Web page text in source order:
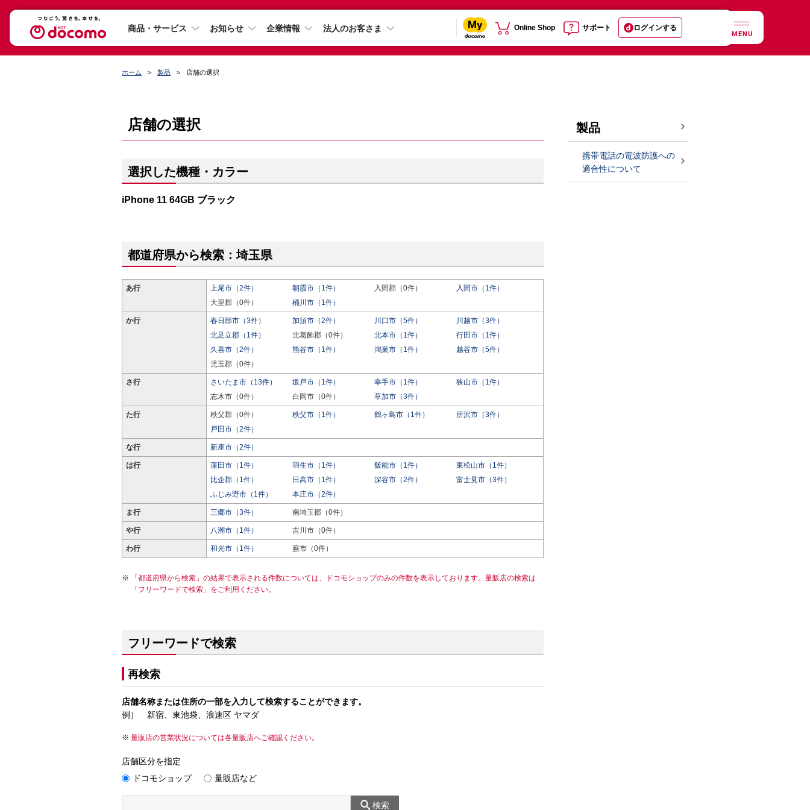
商品・サービス お知らせ 企業情報 法人のお客さま Online Shop サポート ログインする
MENU
ホーム 製品 店舗の選択
店舗の選択
選択した機種・カラー
iPhone 11 64GB ブラック
都道府県から検索：埼玉県
あ行 上尾市（2件） 朝霞市（1件） 入間郡（0件）
入間市（1件）
大里郡（0件）
桶川市（1件）
か行 春日部市（3件） 加須市（2件） 川口市（5件）
川越市（3件）
北足立郡（1件）
北葛飾郡（0件） 北本市（1件）
行田市（1件）
久喜市（2件）
熊谷市（1件） 鴻巣市（1件）
越谷市（5件）
児玉郡（0件）
さ行 さいたま市（13件） 坂戸市（1件） 幸手市（1件）
狭山市（1件）
志木市（0件）
白岡市（0件） 草加市（3件）
た行 秩父郡（0件） 秩父市（1件） 鶴ヶ島市（1件）
所沢市（3件）
戸田市（2件）
な行 新座市（2件）
は行 蓮田市（1件） 羽生市（1件） 飯能市（1件）
東松山市（1件）
比企郡（1件）
日高市（1件） 深谷市（2件）
富士見市（3件）
ふじみ野市（1件）
本庄市（2件）
ま行 三郷市（3件） 南埼玉郡（0件）
や行 八潮市（1件） 吉川市（0件）
わ行 和光市（1件） 蕨市（0件）
「都道府県から検索」の結果で表示される件数については、ドコモショップのみの件数を表示しております。量販店の検索は
「フリーワードで検索」をご利用ください。
フリーワードで検索
再検索
店舗名称または住所の一部を入力して検索することができます。
例） 新宿、東池袋、浪速区 ヤマダ
量販店の営業状況については各量販店へご確認ください。
店舗区分を指定
ドコモショップ
量販店など
検索
製品
携帯電話の電波防護への
適合性について